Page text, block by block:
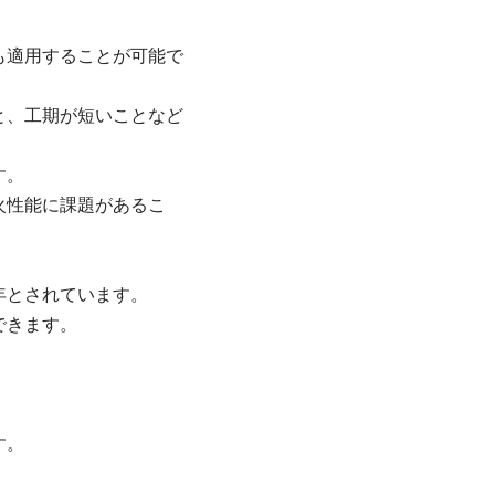
用することが可能で
工期が短いことなど
能に課題があるこ
されています。
ます。